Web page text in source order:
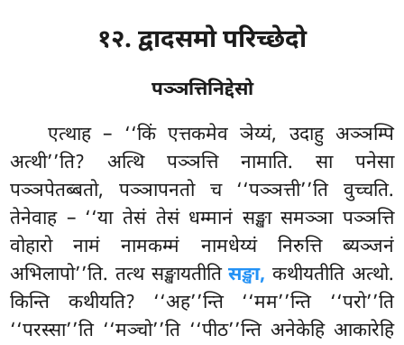
१२. द्वादसमो परिच्छेदो
पञ्ञत्तिनिद्देसो
एत्थाह– ‘‘किं एत्तकमेव ञेय्यं, उदाहु अञ्ञम्पि
अत्थी’’ति? अत्थि पञ्ञत्ति नामाति. सा पनेसा
पञ्ञपेतब्बतो, पञ्ञापनतो च ‘‘पञ्ञत्ती’’ति वुच्चति.
तेनेवाह – ‘‘या तेसं तेसं धम्मानं सङ्खा समञ्ञा पञ्ञत्ति
वोहारो नामं नामकम्मं नामधेय्यं निरुत्ति ब्यञ्जनं
अभिलापो’’ति. तत्थ सङ्खायतीतिसङ्खा, कथीयतीति अत्थो.
किन्ति कथीयति? ‘‘अह’’न्ति ‘‘मम’’न्ति ‘‘परो’’ति
‘‘परस्सा’’ति ‘‘मञ्चो’’ति ‘‘पीठ’’न्ति अनेकेहि आकारेहि